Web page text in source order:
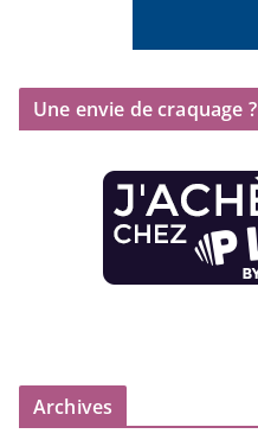
Une envie de craquage ?
Archives